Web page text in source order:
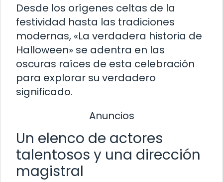
Desde los orígenes celtas de la
festividad hasta las tradiciones
modernas, «La verdadera historia de
Halloween» se adentra en las
oscuras raíces de esta celebración
para explorar su verdadero
significado.
Anuncios
Un elenco de actores
talentosos y una dirección
magistral